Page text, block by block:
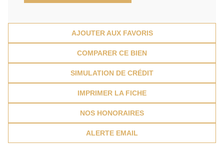
AJOUTER AUX FAVORIS
COMPARER CE BIEN
SIMULATION DE CRÉDIT
IMPRIMER LA FICHE
NOS HONORAIRES
ALERTE EMAIL